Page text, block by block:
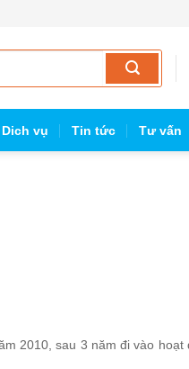
Dich vụ Tin tức Tư vấn
2010, sau 3 năm đi vào hoạt